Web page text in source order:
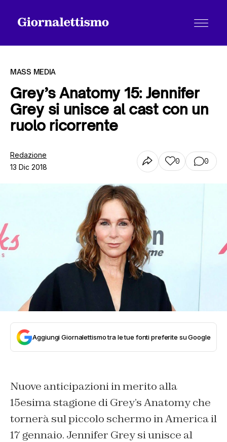
Tutti gli articoli
Chi siamo
MASS MEDIA
Grey’s Anatomy 15: Jennifer
Grey si unisce al cast con un
ruolo ricorrente
Redazione
13 Dic 2018
0 0
Aggiungi Giornalettismo tra le tue fonti preferite su Google
Nuove anticipazioni in merito alla
15esima stagione di Grey’s Anatomy che
tornerà sul piccolo schermo in America il
17 gennaio. Jennifer Grey si unisce al